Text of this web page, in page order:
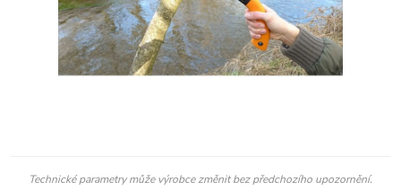
Technické parametry může výrobce změnit bez předchozího upozornění.